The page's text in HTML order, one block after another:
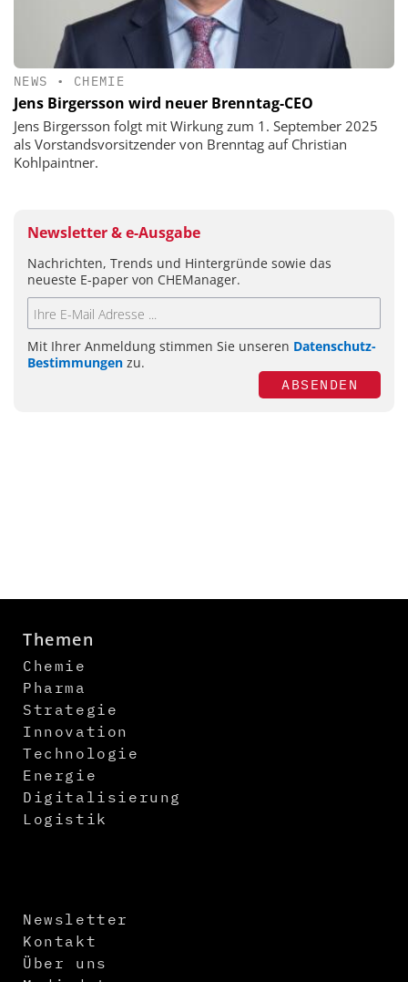
NEWS • CHEMIE
Jens Birgersson wird neuer Brenntag-CEO
Jens Birgersson folgt mit Wirkung zum 1. September 2025
als Vorstandsvorsitzender von Brenntag auf Christian
Kohlpaintner.
Newsletter & e-Ausgabe
Nachrichten, Trends und Hintergründe sowie das
neueste E-paper von CHEManager.
Mit Ihrer Anmeldung stimmen Sie unseren Datenschutz-
Bestimmungen zu.
ABSENDEN
Themen
Chemie
Pharma
Strategie
Innovation
Technologie
Energie
Digitalisierung
Logistik
Newsletter
Kontakt
Über uns